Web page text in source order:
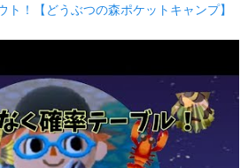
ト！【どうぶつの森ポケットキャンプ】